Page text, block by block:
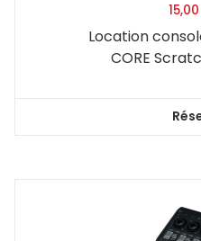
15,00
Location
CORE